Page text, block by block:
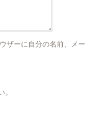
ザーに自分の名前、メー
。